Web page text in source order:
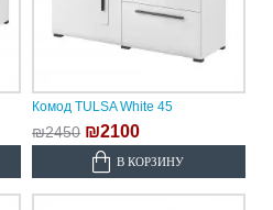
Комод TULSA White 45
₪2450 ₪2100
В КОРЗИНУ